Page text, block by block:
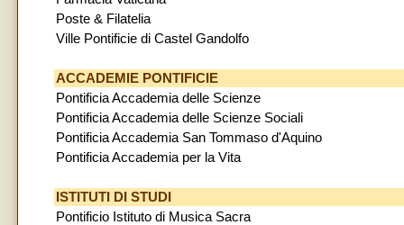
Poste & Filatelia
Ville Pontificie di Castel Gandolfo
ACCADEMIE PONTIFICIE
Pontificia Accademia delle Scienze
Pontificia Accademia delle Scienze Sociali
Pontificia Accademia San Tommaso d'Aquino
Pontificia Accademia per la Vita
ISTITUTI DI STUDI
Pontificio Istituto di Musica Sacra